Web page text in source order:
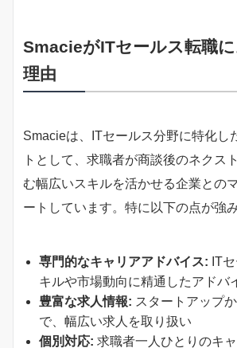
SmacieがITセールス転職
理由
Smacieは、ITセールス分野に特化し
トとして、求職者が商談後のネクス
む幅広いスキルを活かせる企業との
ートしています。特に以下の点が強み
専門的なキャリアアドバイス: IT
キルや市場動向に精通したアドバ
豊富な求人情報: スタートアップ
で、幅広い求人を取り扱い
個別対応: 求職者一人ひとりのキ